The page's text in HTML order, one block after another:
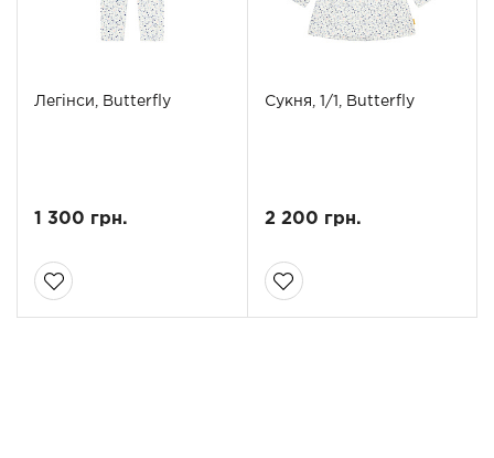
Легінси, Butterfly
1 300 грн.
Сукня, 1/1, Butterfly
2 200 грн.